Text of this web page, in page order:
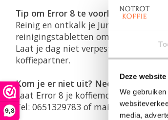
Deze
We
media,
9,8
Tip om Error 8 te voorkomen:
Reinig en ontkalk je Jura regelmatig
reinigingstabletten om vet- en
Laat je dag niet verpesten door een
koffiepartner.
Kom je er niet uit? Neem contact op
Laat Error 8 je koffiemoment niet
Tel: 0651329783 of mail: